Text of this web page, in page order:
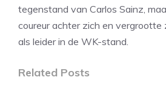
tegenstand van Carlos Sainz,
coureur achter zich en vergrootte
als leider in de WK-stand.
Related Posts